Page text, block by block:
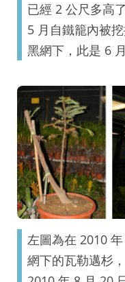
已經 2 公尺多高
5 月自鐵籠內被
黑網下，此是 6
左圖為在 2010
網下的瓦勒邁杉